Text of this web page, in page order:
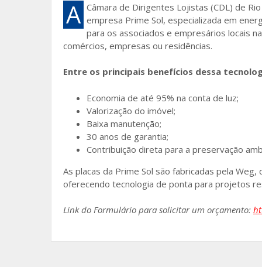
e
b
o
o
itt
er
ai
l
ar
e
A Câmara de Dirigentes Lojistas (CDL) de
empresa Prime Sol, especializada em
para os associados e empresários locais
comércios, empresas ou residências.
Entre os principais benefícios dessa
Economia de até 95% na conta de luz;
Valorização do imóvel;
Baixa manutenção;
30 anos de garantia;
Contribuição direta para a preservação
As placas da Prime Sol são fabricadas pela
oferecendo tecnologia de ponta para projetos
Link do Formulário para solicitar um orçamento: